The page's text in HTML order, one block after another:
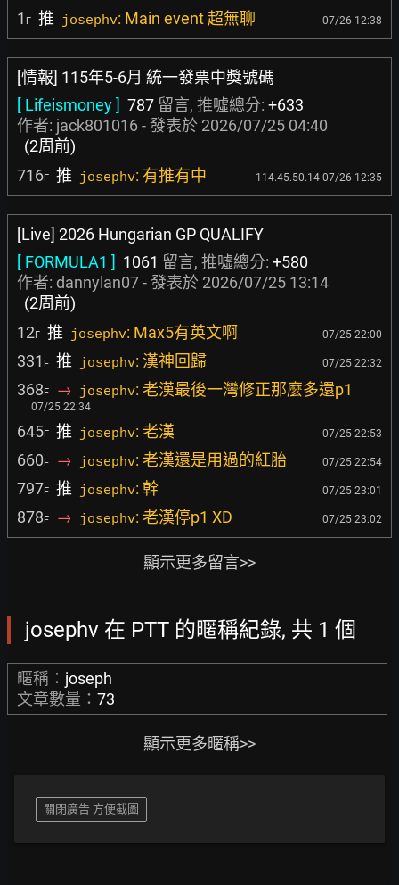
1 F 推 josephv: Main event 超無聊 07/26 12:38
[情報] 115年5-6月 統一發票中獎號碼
[ Lifeismoney ] 787 留言, 推噓總分: +633
作者: jack801016- 發表於 2026/07/25 04:40
(2周前)
716F 推 josephv: 有推有中 114.45.50.14 07/26 12:35
[Live] 2026 Hungarian GP QUALIFY
[ FORMULA1 ] 1061 留言, 推噓總分: +580
作者: dannylan07- 發表於 2026/07/25 13:14
(2周前)
12F 推 josephv: Max5有英文啊 07/25 22:00
331 F 推 josephv: 漢神回歸 07/25 22:32
368F → josephv: 老漢最後一灣修正那麼多還p1
07/25 22:34
645F 推 josephv: 老漢 07/25 22:53
660F → josephv: 老漢還是用過的紅胎 07/25 22:54
797F 推 josephv: 幹 07/25 23:01
878F → josephv: 老漢停p1 XD 07/25 23:02
顯示更多留言>>
josephv 在 PTT 的暱稱紀錄, 共 1 個
暱稱： joseph
文章數量： 73
顯示更多暱稱>>
關閉廣告 方便截圖